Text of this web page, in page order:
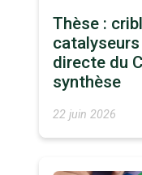
Thèse :
directe du
synthèse
22 juin 2026